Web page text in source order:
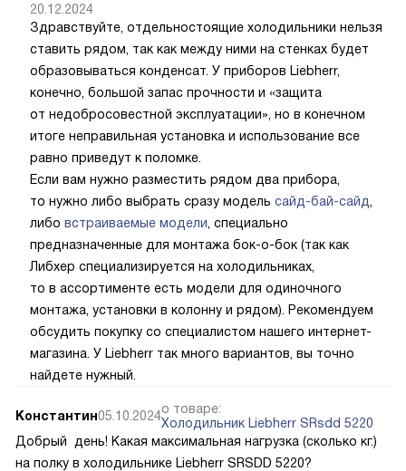
20.12.2024
Здравствуйте, отдельностоящие холодильники нельзя
ставить рядом, так как между ними на стенках будет
образовываться конденсат. У приборов Liebherr,
конечно, большой запас прочности и «защита
от недобросовестной эксплуатации», но в конечном
итоге неправильная установка и использование все
равно приведут к поломке.
Если вам нужно разместить рядом два прибора,
то нужно либо выбрать сразу модель сайд-бай-сайд
либо встраиваемые модели , специально
предназначенные для монтажа бок-о-бок (так как
Либхер специализируется на холодильниках,
то в ассортименте есть модели для одиночного
монтажа, установки в колонну и рядом). Рекомендуем
обсудить покупку со специалистом нашего интернет-
магазина. У Liebherr так много вариантов, вы точно
найдете нужный.
Константин05.10.2024о товаре:
Холодильник Liebherr SRsdd 5220
Добрый день! Какая максимальная нагрузка (сколько кг.)
на полку в холодильнике Liebherr SRSDD 5220?